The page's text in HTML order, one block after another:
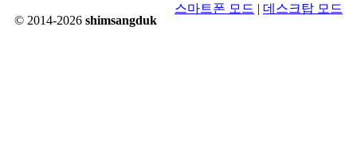
© 2014-2026 shimsangduk
스마트폰 모드 | 데스크탑 모드